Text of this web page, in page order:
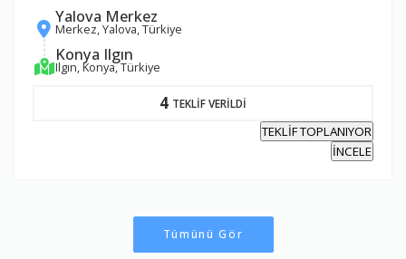
Yalova Merkez
Merkez, Yalova, Türkiye
Konya Ilgın
Ilgın, Konya, Türkiye
4 TEKLİF VERİLDİ
TEKLİF TOPLANIYOR
İNCELE
Tümünü Gör